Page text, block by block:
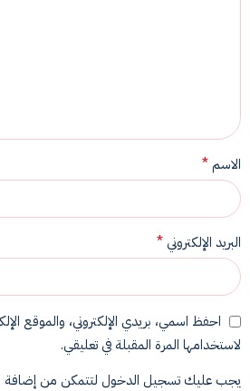
الاسم*
البريد الإلكتروني *
احفظ اسمي، بريدي الإلكتروني، والموقع
لاستخدامها المرة المقبلة في تعليقي.
يجب عليك تسجيل الدخول لتتمكن من إضافة